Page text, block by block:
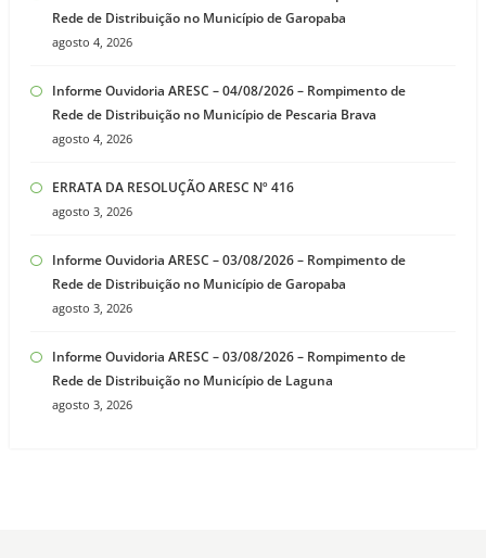
Rede de Distribuição no Município de Garopaba
agosto 4, 2026
Informe Ouvidoria ARESC – 04/08/2026 – Rompimento de
Rede de Distribuição no Município de Pescaria Brava
agosto 4, 2026
ERRATA DA RESOLUÇÃO ARESC Nº 416
agosto 3, 2026
Informe Ouvidoria ARESC – 03/08/2026 – Rompimento de
Rede de Distribuição no Município de Garopaba
agosto 3, 2026
Informe Ouvidoria ARESC – 03/08/2026 – Rompimento de
Rede de Distribuição no Município de Laguna
agosto 3, 2026